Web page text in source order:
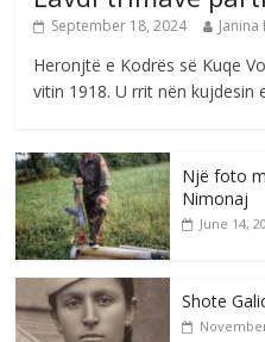
September 18, 2024 Janina
Heronjtë e Kodrës së Kuqe
vitin 1918. U rrit nën kujdesin
Një foto
Nimonaj
June 14,
Shote